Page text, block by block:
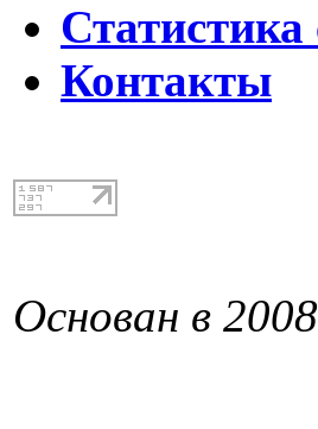
Статистика
Контакты
Основан в